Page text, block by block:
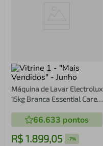
Máquina de Lavar Electrolux
15kg Branca Essential Care
(LED15)66.633 pontos
R$ 1.899,05 -7%